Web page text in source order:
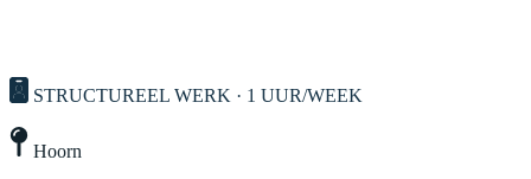
STRUCTUREEL WERK · 1 UUR/WEEK
Hoorn